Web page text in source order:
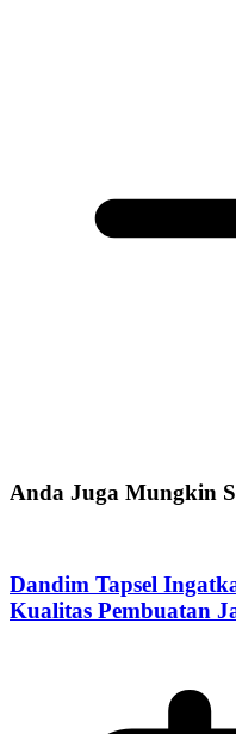
Anda Juga Mungkin
Dandim Tapsel
Kualitas Pembuatan